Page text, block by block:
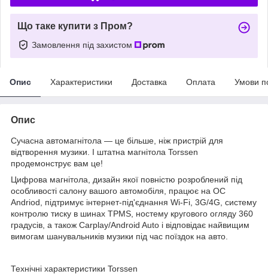
Що таке купити з Пром?
Замовлення під захистом
Опис Характеристики Доставка Оплата Умови
Опис
Сучасна автомагнітола — це більше, ніж пристрій для
відтворення музики. І штатна магнітола Torssen
продемонструє вам це!
Цифрова магнітола, дизайн якої повністю розроблений під
особливості салону вашого автомобіля, працює на ОС
Andriod, підтримує інтернет-під'єднання Wi-Fi, 3G/4G, систему
контролю тиску в шинах TPMS, ностему кругового огляду 360
градусів, а також Carplay/Android Auto і відповідає найвищим
вимогам шанувальників музики під час поїздок на авто.
Технічні характеристики Torssen